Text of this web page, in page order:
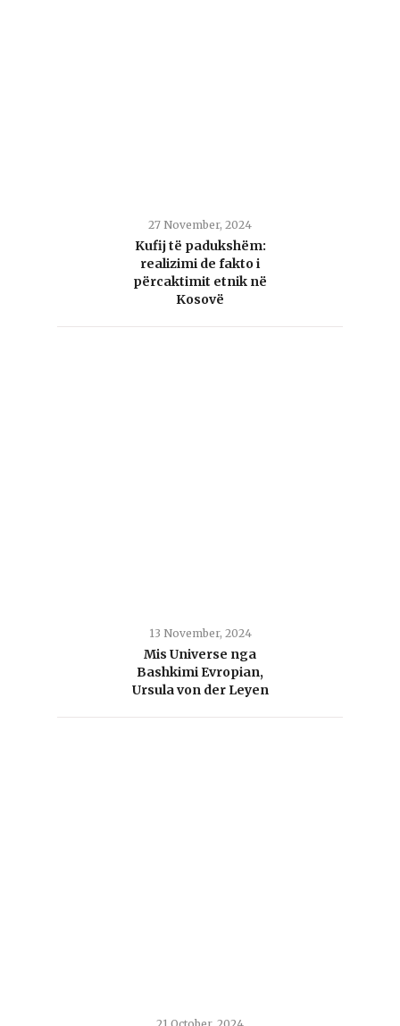
27 November, 2024
Kufij të padukshëm:
realizimi de fakto i
përcaktimit etnik në
Kosovë
13 November, 2024
Mis Universe nga
Bashkimi Evropian,
Ursula von der Leyen